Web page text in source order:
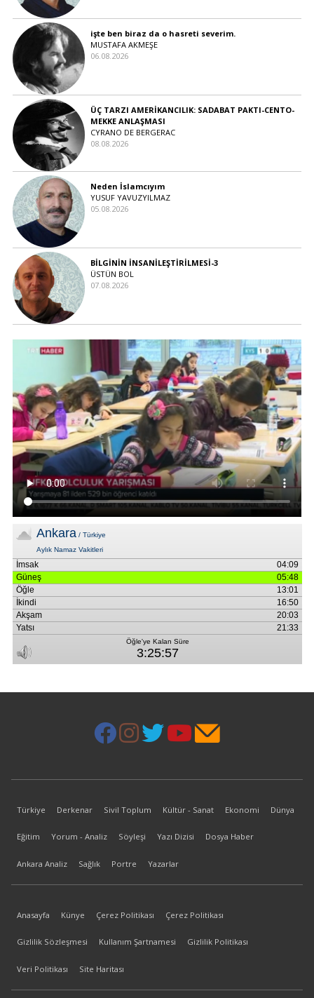
işte ben biraz da o hasreti severim.
MUSTAFA AKMEŞE
06.08.2026
ÜÇ TARZI AMERİKANCILIK: SADABAT PAKTI-CENTO-
MEKKE ANLAŞMASI
CYRANO DE BERGERAC
08.08.2026
Neden İslamcıyım
YUSUF YAVUZYILMAZ
05.08.2026
BİLGİNİN İNSANİLEŞTİRİLMESİ-3
ÜSTÜN BOL
07.08.2026
Türkiye Derkenar Sivil Toplum Kültür - Sanat Ekonomi Dünya
Eğitim Yorum - Analiz Söyleşi Yazı Dizisi Dosya Haber
Ankara Analiz Sağlık Portre Yazarlar
Anasayfa Künye Çerez Politikası Çerez Politikası
Gizlilik Sözleşmesi Kullanım Şartnamesi Gizlilik Politikası
Veri Politikası Site Haritası